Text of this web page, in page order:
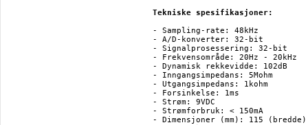
Tekniske spesifikasjoner:
- Sampling-rate: 48kHz
- A/D-konverter: 32-bit
- Signalprosessering: 32-bit
- Frekvensområde: 20Hz - 20kHz
- Dynamisk rekkevidde: 102dB
- Inngangsimpedans: 5Mohm
- Utgangsimpedans: 1kohm
- Forsinkelse: 1ms
- Strøm: 9VDC
- Strømforbruk: < 150mA
- Dimensjoner (mm): 115